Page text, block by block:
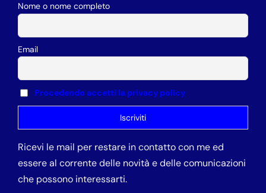
Nome o nome completo
Email
Procedendo accetti la privacy policy
Ricevi le mail per restare in contatto con me ed
essere al corrente delle novità e delle comunicazioni
che possono interessarti.